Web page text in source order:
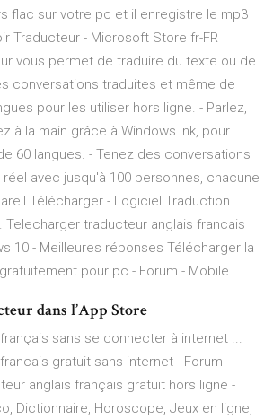
flac sur votre pc et il enregistre le mp3
Traducteur - Microsoft Store fr-FR
vous permet de traduire du texte ou de
conversations traduites et même de
pour les utiliser hors ligne. - Parlez,
à la main grâce à Windows Ink, pour
60 langues. - Tenez des conversations
avec jusqu'à 100 personnes, chacune
Télécharger - Logiciel Traduction
Telecharger traducteur anglais francais
10 - Meilleures réponses Télécharger la
pour pc - Forum - Mobile
dans l’App Store
sans se connecter à internet ...
gratuit sans internet - Forum
anglais français gratuit hors ligne -
Dictionnaire, Horoscope, Jeux en ligne,